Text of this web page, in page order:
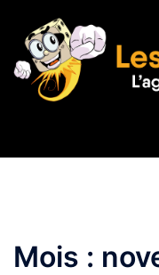
contenu
Mois :